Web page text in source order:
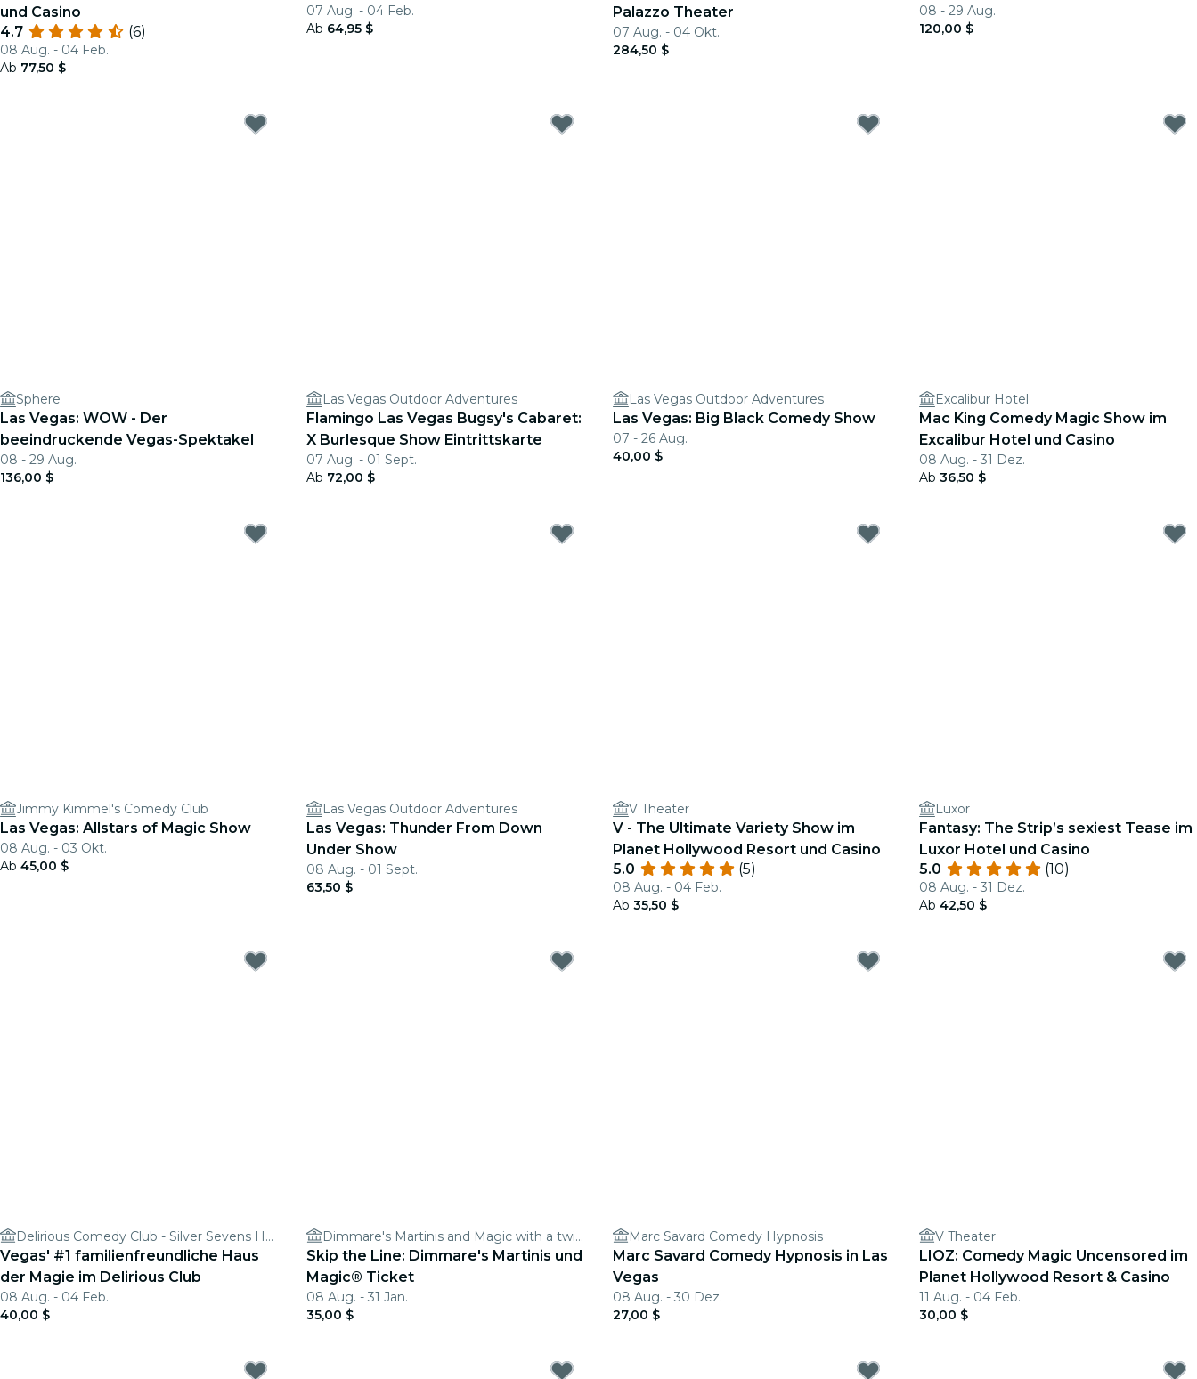
und Casino
4.7
(6)
08 Aug. - 04 Feb.
Ab 77,50 $
07 Aug. - 04 Feb.
Ab 64,95 $
Palazzo Theater
07 Aug. - 04 Okt.
284,50 $
08 - 29 Aug.
120,00 $
Sphere
Las Vegas: WOW - Der
beeindruckende Vegas-Spektakel
08 - 29 Aug.
136,00 $
Las Vegas Outdoor Adventures
Flamingo Las Vegas Bugsy's Cabaret:
X Burlesque Show Eintrittskarte
07 Aug. - 01 Sept.
Ab 72,00 $
Las Vegas Outdoor Adventures
Las Vegas: Big Black Comedy Show
07 - 26 Aug.
40,00 $
Excalibur Hotel
Mac King Comedy Magic Show im
Excalibur Hotel und Casino
08 Aug. - 31 Dez.
Ab 36,50 $
Jimmy Kimmel's Comedy Club
Las Vegas: Allstars of Magic Show
08 Aug. - 03 Okt.
Ab 45,00 $
Las Vegas Outdoor Adventures
Las Vegas: Thunder From Down
Under Show
08 Aug. - 01 Sept.
63,50 $
V Theater
V - The Ultimate Variety Show im
Planet Hollywood Resort und Casino
5.0
(5)
08 Aug. - 04 Feb.
Ab 35,50 $
Luxor
Fantasy: The Strip’s sexiest Tease im
Luxor Hotel und Casino
5.0
(10)
08 Aug. - 31 Dez.
Ab 42,50 $
Delirious Comedy Club - Silver Sevens Hotel & Casino
Vegas' #1 familienfreundliche Haus
der Magie im Delirious Club
08 Aug. - 04 Feb.
40,00 $
Dimmare's Martinis and Magic with a twist of Comedy & a Hula girl!
Skip the Line: Dimmare's Martinis und
Magic® Ticket
08 Aug. - 31 Jan.
35,00 $
Marc Savard Comedy Hypnosis
Marc Savard Comedy Hypnosis in Las
Vegas
08 Aug. - 30 Dez.
27,00 $
V Theater
LIOZ: Comedy Magic Uncensored im
Planet Hollywood Resort & Casino
11 Aug. - 04 Feb.
30,00 $